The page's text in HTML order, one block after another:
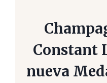
Constant
nueva